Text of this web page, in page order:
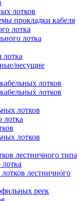
лотков
прокладки кабеля
лотка
лотка
лотка
несущие
лотков
лотков
лотков
лотка
лотков
лестничного типа
лестничного
реек